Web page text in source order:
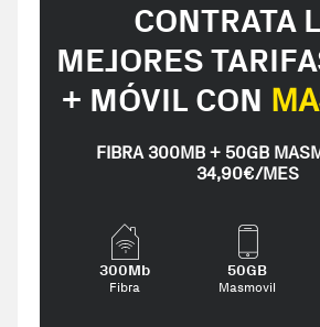
CONTRATA
MEJORES
+ MÓVIL CON
FIBRA 300MB + 50GB
34,90€/MES
300Mb
Fibra
50GB
Masmovil